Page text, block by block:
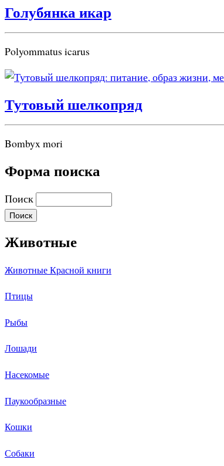
Голубянка икар
Polyommatus icarus
Тутовый шелкопряд
Bombyx mori
Форма поиска
Поиск
Животные
Животные Красной книги
Птицы
Рыбы
Лошади
Насекомые
Паукообразные
Кошки
Собаки